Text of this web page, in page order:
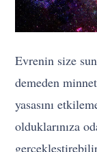
Evrenin size
demeden
yasasını
olduklarınıza